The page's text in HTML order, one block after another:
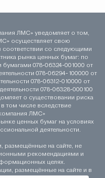
ЛМС» уведомляет о том,
осуществляет свою
соответствии со следующими
рынка ценных бумаг: по
078-06324-001000 от
078-06294-100000 от
078-06312-010000 от
078-06328-000100
о существовании риска
том числе вследствие
ЛМС»
ценных бумаг на условиях
деятельности.
размещённые на сайте, не
рекомендациями и
целях.
размещённые на сайте и в